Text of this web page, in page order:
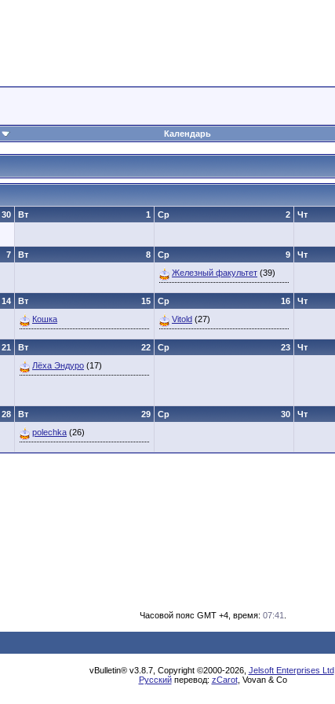
Календарь
30 1
Вт 2
Ср Чт
7 8
Вт 9
Ср
Железный факультет (39)
Чт
14 15
Вт
Кошка
16
Ср
Vitold (27)
Чт
21 22
Вт
Лёха Эндуро (17)
23
Ср Чт
28 29
Вт
polechka (26)
30
Ср Чт
Часовой пояс GMT +4, время: 07:41
vBulletin® v3.8.7, Copyright ©2000-2026, Jelsoft Enterprises Ltd.
Русскийперевод: zCarot, Vovan & Co